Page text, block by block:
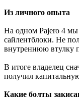
Из личного опыта
На одном Pajero 4 мы
сайлентблоки. Не
внутреннюю втулку
В итоге владелец
получил
Какие болты